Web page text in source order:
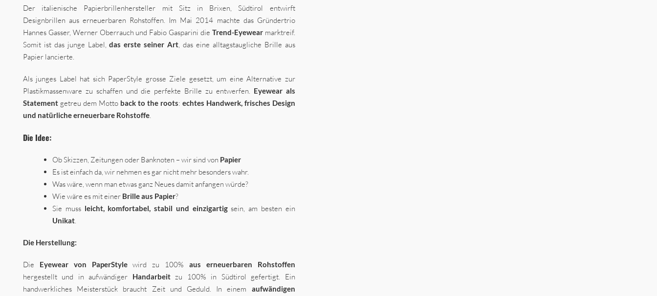
Der italienische Papierbrillenhersteller mit Sitz in Brixen, Südtirol entwirft
Designbrillen aus erneuerbaren Rohstoffen. Im Mai 2014 machte das Gründertrio
Hannes Gasser, Werner Oberrauch und Fabio Gasparini die Trend-Eyewearmarktreif.
Somit ist das junge Label,das erste seiner Art, das eine alltagstaugliche Brille aus
Papier lancierte.
Als junges Label hat sich PaperStyle grosse Ziele gesetzt, um eine Alternative zur
Plastikmassenware zu schaffen und die perfekte Brille zu entwerfen. Eyewear als
Statement getreu dem Motto back to the roots: echtes Handwerk, frisches Design
und natürliche erneuerbare Rohstoffe.
Die Idee:
Ob Skizzen, Zeitungen oder Banknoten – wir sind von Papier
Es ist einfach da, wir nehmen es gar nicht mehr besonders wahr.
Was wäre, wenn man etwas ganz Neues damit anfangen würde?
Wie wäre es mit einer Brille aus Papier?
Sie muss leicht, komfortabel, stabil und einzigartigsein, am besten ein
Unikat.
Die Herstellung:
Die Eyewear von PaperStylewird zu 100% aus erneuerbaren Rohstoffen
hergestellt und in aufwändiger Handarbeitzu 100% in Südtirol gefertigt. Ein
handwerkliches Meisterstück braucht Zeit und Geduld. In einem aufwändigen